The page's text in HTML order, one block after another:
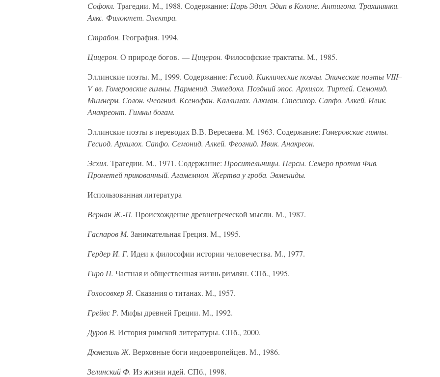
Софокл. Трагедии. М., 1988. Содержание: Царь Эдип. Эдип в Колоне. Антигона. Трахинянки.
Аякс. Филоктет. Электра.
Страбон. География. 1994.
Цицерон. О природе богов. — Цицерон. Философские трактаты. М., 1985.
Эллинские поэты. М., 1999. Содержание: Гесиод. Киклические поэмы. Эпические поэты VIII–
V вв. Гомеровские гимны. Парменид. Эмпедокл. Поздний эпос. Архилох. Тиртей. Семонид.
Мимнерм. Солон. Феогнид. Ксенофан. Каллимах. Алкман. Стесихор. Сапфо. Алкей. Ивик.
Анакреонт. Гимны богам.
Эллинские поэты в переводах В.В. Вересаева. М. 1963. Содержание: Гомеровские гимны.
Гесиод. Архилох. Сапфо. Семонид. Алкей. Феогнид. Ивик. Анакреон.
Эсхил. Трагедии. М., 1971. Содержание: Просительницы. Персы. Семеро против Фив.
Прометей прикованный. Агамемнон. Жертва у гроба. Эвмениды.
Использованная литература
Вернан Ж.-П. Происхождение древнегреческой мысли. М., 1987.
Гаспаров М. Занимательная Греция. М., 1995.
Гердер И. Г. Идеи к философии истории человечества. М., 1977.
Гиро П. Частная и общественная жизнь римлян. СПб., 1995.
Голосовкер Я. Сказания о титанах. М., 1957.
Грейвс Р. Мифы древней Греции. М., 1992.
Дуров В. История римской литературы. СПб., 2000.
Дюмезиль Ж. Верховные боги индоевропейцев. М., 1986.
Зелинский Ф. Из жизни идей. СПб., 1998.